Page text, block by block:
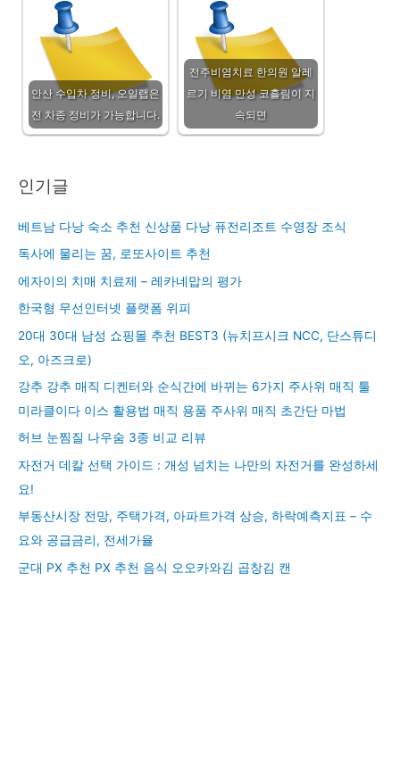
안산 수입차 정비, 오일랩은
전 차종 정비가 가능합니다.
전주비염치료 한의원 알레
르기 비염 만성 코흘림이 지
속되면
인기글
베트남 다낭 숙소 추천 신상품 다낭 퓨전리조트 수영장 조식
독사에 물리는 꿈, 로또사이트 추천
에자이의 치매 치료제 – 레카네맙의 평가
한국형 무선인터넷 플랫폼 위피
20대 30대 남성 쇼핑몰 추천 BEST3 (뉴치프시크 NCC, 단스튜디
오, 아즈크로)
강추 강추 매직 디켄터와 순식간에 바뀌는 6가지 주사위 매직 툴
미라클이다 이스 활용법 매직 용품 주사위 매직 초간단 마법
허브 눈찜질 나우숨 3종 비교 리뷰
자전거 데칼 선택 가이드 : 개성 넘치는 나만의 자전거를 완성하세
요!
부동산시장 전망, 주택가격, 아파트가격 상승, 하락예측지표 – 수
요와 공급금리, 전세가율
군대 PX 추천 PX 추천 음식 오오카와김 곱창김 캔